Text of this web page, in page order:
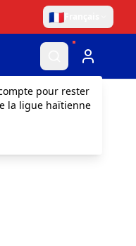
🇫🇷
pour rester
la ligue haïtienne